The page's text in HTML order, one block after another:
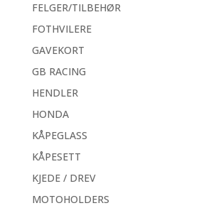
FELGER/TILBEHØR
FOTHVILERE
GAVEKORT
GB RACING
HENDLER
HONDA
KÅPEGLASS
KÅPESETT
KJEDE / DREV
MOTOHOLDERS